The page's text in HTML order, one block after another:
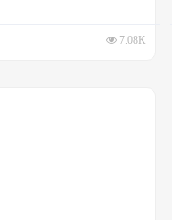
7.08K